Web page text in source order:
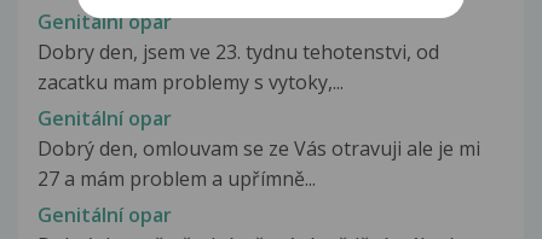
Genitální opar
Dobry den, jsem ve 23. tydnu tehotenstvi, od
zacatku mam problemy s vytoky,...
Genitální opar
Dobrý den, omlouvam se ze Vás otravuji ale je mi
27 a mám problem a upřímně...
Genitální opar